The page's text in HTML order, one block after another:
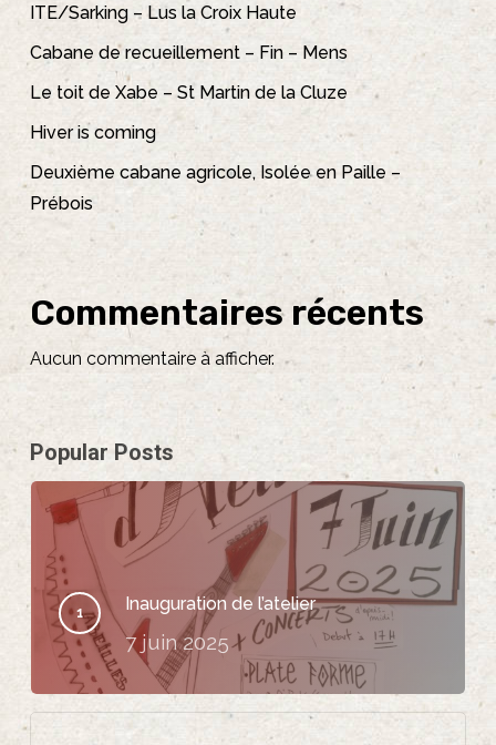
ITE/Sarking – Lus la Croix Haute
Cabane de recueillement – Fin – Mens
Le toit de Xabe – St Martin de la Cluze
Hiver is coming
Deuxième cabane agricole, Isolée en Paille –
Prébois
Commentaires récents
Aucun commentaire à afficher.
Popular Posts
Inauguration de l’atelier
7 juin 2025